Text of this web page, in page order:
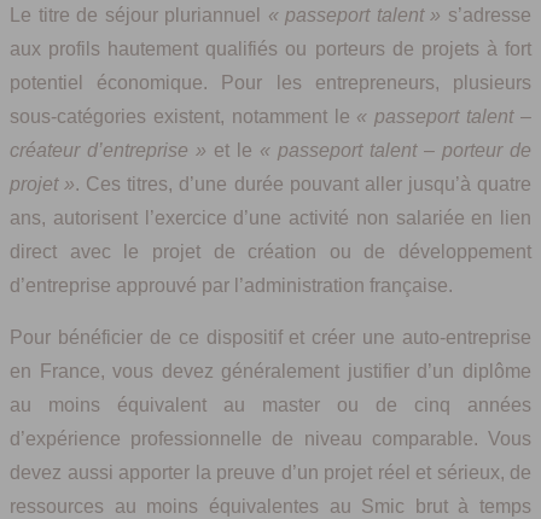
Le titre de séjour pluriannuel « passeport talent » s’adresse
aux profils hautement qualifiés ou porteurs de projets à fort
potentiel économique. Pour les entrepreneurs, plusieurs
sous-catégories existent, notamment le « passeport talent –
créateur d’entreprise » et le « passeport talent – porteur de
projet ». Ces titres, d’une durée pouvant aller jusqu’à quatre
ans, autorisent l’exercice d’une activité non salariée en lien
direct avec le projet de création ou de développement
d’entreprise approuvé par l’administration française.
Pour bénéficier de ce dispositif et créer une auto-entreprise
en France, vous devez généralement justifier d’un diplôme
au moins équivalent au master ou de cinq années
d’expérience professionnelle de niveau comparable. Vous
devez aussi apporter la preuve d’un projet réel et sérieux, de
ressources au moins équivalentes au Smic brut à temps